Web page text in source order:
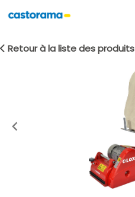
Retour à la liste des produits